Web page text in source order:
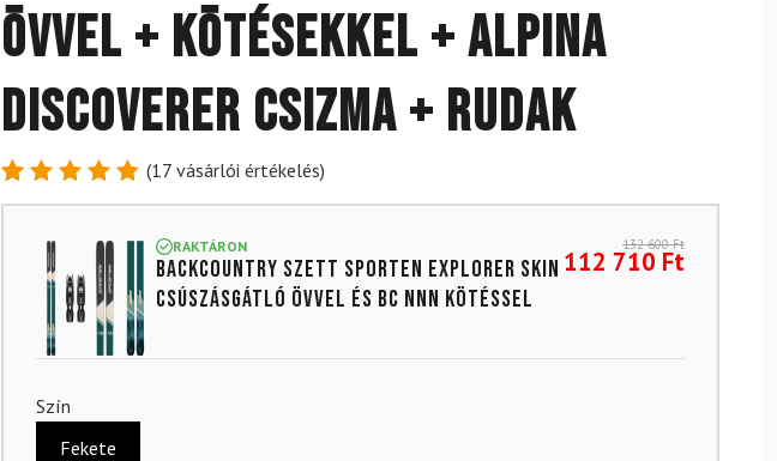
övvel + kötésekkel + Alpina
Discoverer csizma + rudak
Értékelés
5-ből,
17
értékelés
alapján
(17vásárlói értékelés)
RAKTÁRON
Backcountry szett SPORTEN Explorer SKIN
csúszásgátló övvel és BC NNN kötéssel
132 600Ft
112 710 Ft
Szín
Fekete